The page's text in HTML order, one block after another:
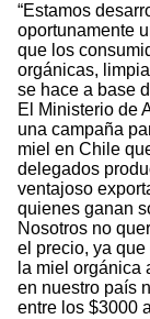
“Estamos
oportunamente
que los
orgánicas,
se hace a base
El Ministerio de
una campaña
miel en Chile
delegados
ventajoso
quienes ganan
Nosotros no
el precio, ya
la miel orgánica
en nuestro país
entre los $3000